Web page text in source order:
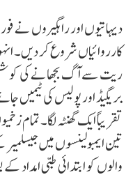
دیہاتیوں اور راہگیروں نے
کارروائیاں شروع کر دیں۔
ریت سے آگ بجھانے کی
بریگیڈ اور پولیس کی ٹیمیں
تقریباً ایک گھنٹہ لگا۔ تمام
تین ایمبولینسوں میں جیسلمیر
والوں کو ابتدائی طبی امداد